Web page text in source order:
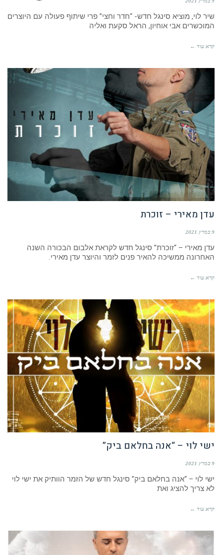
שיר לוי, מוציא סינגל חדש- “חדר וחצי” פרי שיתוף פעולה עם היוצרים
המוכשרים אבי אוחיון, הראל סקעת ואליה
קרא עוד ←
עדן מאירי – זוכרת
9 במרץ 2021
עדן מאירי – “זוכרת” סינגל חדש לקראת אלבום הבכורה השנה
האחרונה ממשיכה להאיר פנים לזמר והיוצר עדן מאירי.
קרא עוד ←
ישי לוי – “אנה בחלאם ביק”
9 במרץ 2021
ישי לוי – “אנה בחלאם ביק” סינגל חדש של הזמר הוותיק את ישי לוי
לא צריך להציג ואת
קרא עוד ←